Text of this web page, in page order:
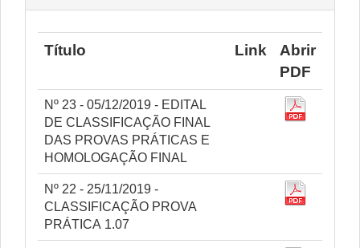
Título Link
Abrir
PDF
Nº 23 - 05/12/2019 - EDITAL
DE CLASSIFICAÇÃO FINAL
DAS PROVAS PRÁTICAS E
HOMOLOGAÇÃO FINAL
Nº 22 - 25/11/2019 -
CLASSIFICAÇÃO PROVA
PRÁTICA 1.07